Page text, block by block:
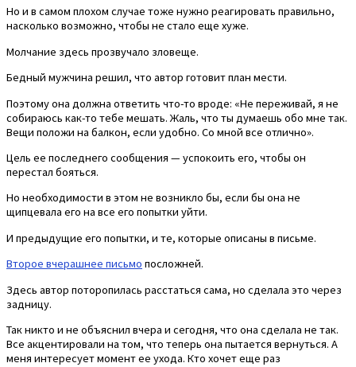
Но и в самом плохом случае тоже нужно реагировать правильно,
насколько возможно, чтобы не стало еще хуже.
Молчание здесь прозвучало зловеще.
Бедный мужчина решил, что автор готовит план мести.
Поэтому она должна ответить что-то вроде: «Не переживай, я не
собираюсь как-то тебе мешать. Жаль, что ты думаешь обо мне так.
Вещи положи на балкон, если удобно. Со мной все отлично».
Цель ее последнего сообщения — успокоить его, чтобы он
перестал бояться.
Но необходимости в этом не возникло бы, если бы она не
щипцевала его на все его попытки уйти.
И предыдущие его попытки, и те, которые описаны в письме.
Второе вчерашнее письмо посложней.
Здесь автор поторопилась расстаться сама, но сделала это через
задницу.
Так никто и не объяснил вчера и сегодня, что она сделала не так.
Все акцентировали на том, что теперь она пытается вернуться. А
меня интересует момент ее ухода. Кто хочет еще раз